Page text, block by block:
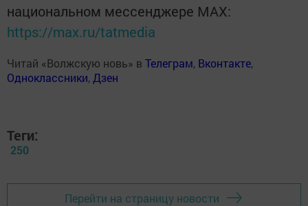
национальном мессенджере MАХ:
https://max.ru/tatmedia
Читай «Волжскую новь» в Телеграм, Вконтакте,
Одноклассники, Дзен
Теги:
250
Перейти на страницу новости